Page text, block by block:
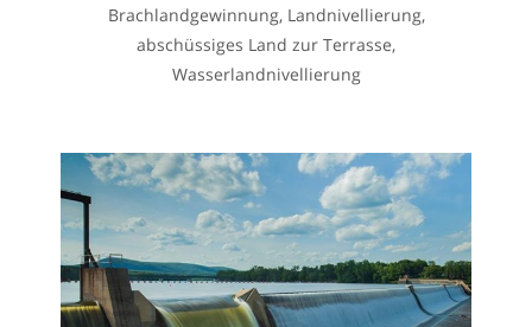
Brachlandgewinnung, Landnivellierung,
abschüssiges Land zur Terrasse,
Wasserlandnivellierung